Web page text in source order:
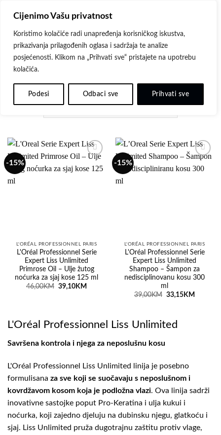
Cijenimo Vašu privatnost
Koristimo kolačiće radi unapređenja korisničkog iskustva,
prikazivanja prilagođenih oglasa i sadržaja te analize
posjećenosti. Klikom na „Prihvati sve“ pristajete na upotrebu
kolačića.
Podesi Odbaci sve Prihvati sve
content
POČETNA L'ORÉAL PROFESSIONNEL PARIS
EXPERT
/ LISS UNLIMITED
-15%
na
L'ORÉAL PROFESSIONNEL PARIS
L'Oréal Professionnel Serie
Expert Liss Unlimited
Primrose Oil – Ulje žutog
noćurka za sjaj kose 125 ml
46,00KM Original
39,10 KM
-15%
na
L'ORÉAL PROFESSIONNEL PARIS
L'Oréal Professionnel Serie
Expert Liss Unlimited
Shampoo – Šampon za
nedisciplinovanu kosu 300
ml
39,00KM Original
33,15 KM
L'Oréal Professionnel Liss Unlimited
Savršena kontrola i njega za neposlušnu kosu
L'Oréal Professionnel Liss Unlimited linija je posebno
formulisana za sve koji se suočavaju s neposlušnom i
kovrdžavom kosom koja je podložna vlazi. Ova linija sadrži
inovativne sastojke poput Pro-Keratina i ulja kukui i
noćurka, koji zajedno djeluju na dubinsku njegu, glatkoću i
sjaj. Liss Unlimited pruža dugotrajnu zaštitu protiv vlage,